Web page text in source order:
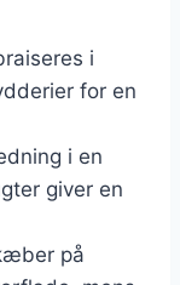
i
for en
i en
giver en
på